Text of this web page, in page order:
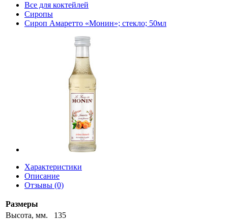
Все для коктейлей
Сиропы
Сироп Амаретто «Монин»; стекло; 50мл
Характеристики
Описание
Отзывы (0)
Размеры
Высота, мм.
135